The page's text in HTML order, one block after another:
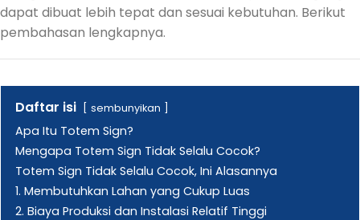
dapat dibuat lebih tepat dan sesuai kebutuhan. Berikut
pembahasan lengkapnya.
Daftar isi sembunyikan
Apa Itu Totem Sign?
Mengapa Totem Sign Tidak Selalu Cocok?
Totem Sign Tidak Selalu Cocok, Ini Alasannya
1. Membutuhkan Lahan yang Cukup Luas
2. Biaya Produksi dan Instalasi Relatif Tinggi